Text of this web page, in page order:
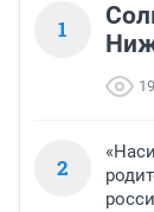
1
2